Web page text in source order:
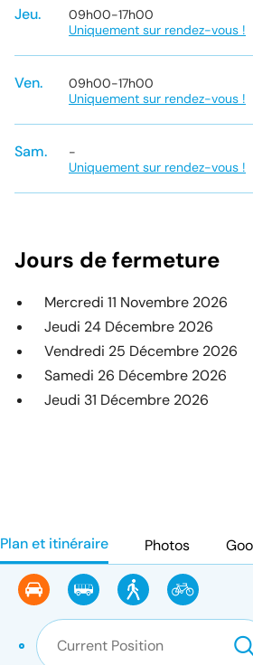
Jeu. 09h00-17h00
Uniquement sur rendez-vous !
Ven. 09h00-17h00
Uniquement sur rendez-vous !
Sam.
-
Uniquement sur rendez-vous !
Jours de fermeture
Mercredi 11 Novembre 2026
Jeudi 24 Décembre 2026
Vendredi 25 Décembre 2026
Samedi 26 Décembre 2026
Jeudi 31 Décembre 2026
Plan et itinéraire Photos